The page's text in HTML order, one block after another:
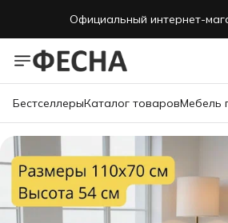
Официальный интернет-
БестселлерыКаталог товаровМебель